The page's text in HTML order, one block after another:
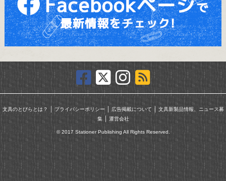
文具のとびらとは？ ｜ プライバシーポリシー｜ 広告掲載について ｜ 文具新製品情報、ニュース募
集｜ 運営会社
© 2017 Stationer Publishing All Rights Reserved.